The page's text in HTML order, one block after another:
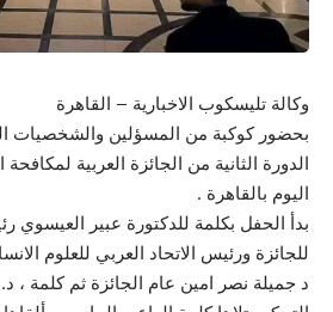
وكالة تليسكوب الاخبارية – القاهرة
بحضور كوكبة من المسؤلين والشخصيات
الدورة الثانية من الجائزة العربية
اليوم بالقاهرة .
بدأ الحفل بكلمة للدكتورة عبير العيسوي
للجائزة ورئيس الاتحاد العربي للعلوم
د جميلة نصر امين عام الجائزة ثم كلمة ،